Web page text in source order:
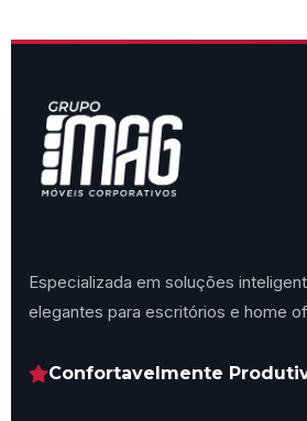
Especializada em soluções
elegantes para escritórios e home
Confortavelmente